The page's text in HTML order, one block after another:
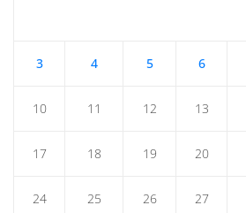
3 4 5 6
10 11 12 13
17 18 19 20
24 25 26 27